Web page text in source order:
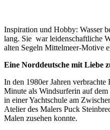
Inspiration und Hobby: Wasser
lang. Sie war leidenschaftliche
alten Segeln Mittelmeer-Motive
Eine Norddeutsche mit Liebe
In den 1980er Jahren
Minute als Windsurferin auf dem
in einer Yachtschule am
Atelier des Malers Puck
Malen zusehen konnte.